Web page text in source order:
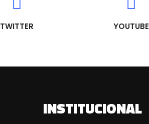
TWITTER YOUTUBE
INSTITUCIONAL